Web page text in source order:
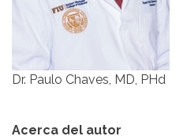
Dr. Paulo Chaves, MD, PHd
Acerca del autor